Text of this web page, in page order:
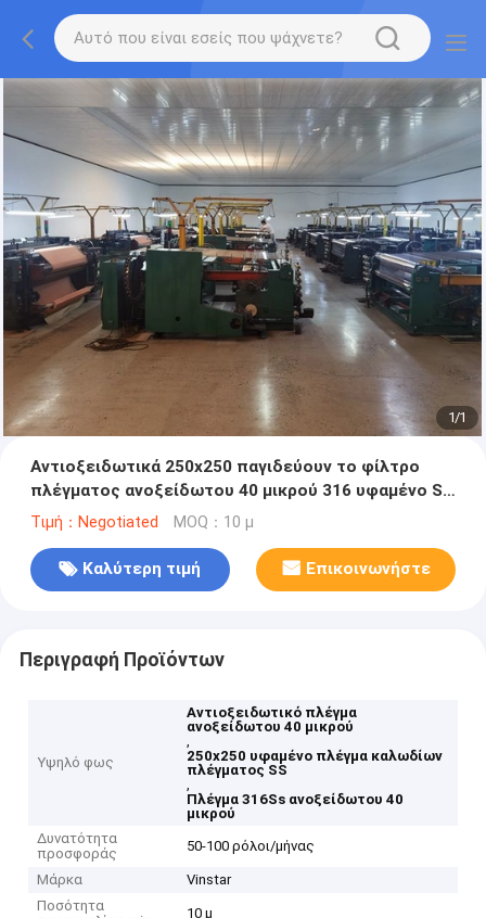
1/1
Αντιοξειδωτικά 250x250 παγιδεύουν το φίλτρο
πλέγματος ανοξείδωτου 40 μικρού 316 υφαμένο SS
πλέγμα καλωδίων
Τιμή：Negotiated MOQ：10 μ
Καλύτερη τιμή Επικοινωνήστε
Περιγραφή Προϊόντων
Υψηλό φως
Αντιοξειδωτικό πλέγμα
ανοξείδωτου 40 μικρού
,
250x250 υφαμένο πλέγμα καλωδίων
πλέγματος SS
,
Πλέγμα 316Ss ανοξείδωτου 40
μικρού
Δυνατότητα
προσφοράς
50-100 ρόλοι/μήνας
Μάρκα
Vinstar
Ποσότητα
10 μ